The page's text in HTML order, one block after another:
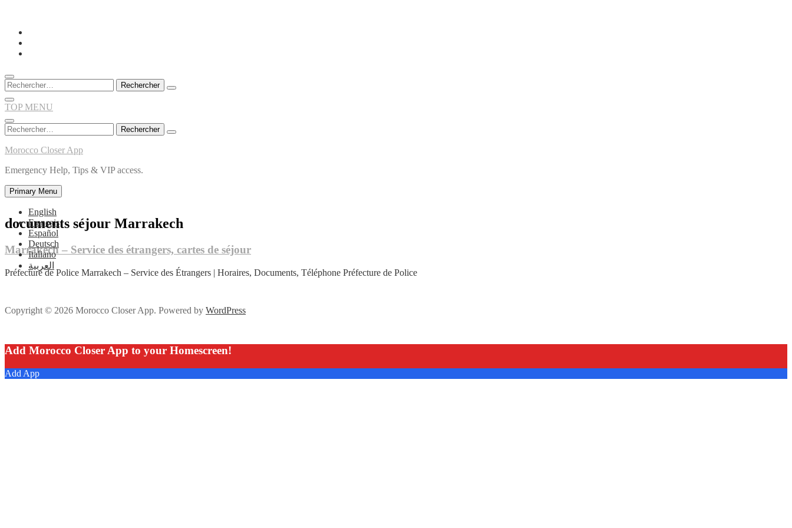
Skip
content
Rechercher :
TOP MENU
Rechercher :
Morocco Closer App
Emergency Help, Tips & VIP access.
Primary Menu
English
Français
Español
Deutsch
Italiano
العربية
documents séjour Marrakech
Marrakech – Service des étrangers, cartes de séjour
Préfecture de Police Marrakech – Service des Étrangers | Horaires, Documents, Téléphone Préfecture de Police
Copyright © 2026 Morocco Closer App. Powered by WordPress
Add Morocco Closer App to your Homescreen!
Add App